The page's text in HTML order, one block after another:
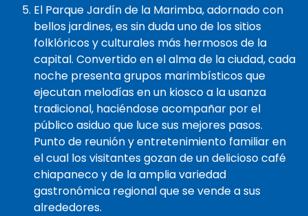
El Parque Jardín de la Marimba, adornado con
bellos jardines, es sin duda uno de los sitios
folklóricos y culturales más hermosos de la
capital. Convertido en el alma de la ciudad, cada
noche presenta grupos marimbísticos que
ejecutan melodías en un kiosco a la usanza
tradicional, haciéndose acompañar por el
público asiduo que luce sus mejores pasos.
Punto de reunión y entretenimiento familiar en
el cual los visitantes gozan de un delicioso café
chiapaneco y de la amplia variedad
gastronómica regional que se vende a sus
alrededores.